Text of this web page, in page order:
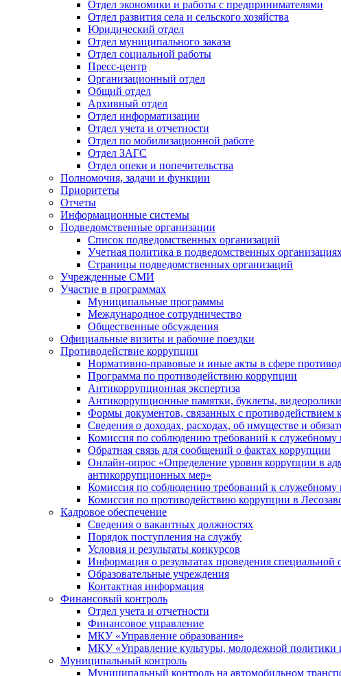
Отдел экономики и работы с предпринимателями
Отдел развития села и сельского хозяйства
Юридический отдел
Отдел муниципального заказа
Отдел социальной работы
Пресс-центр
Организационный отдел
Общий отдел
Архивный отдел
Отдел информатизации
Отдел учета и отчетности
Отдел по мобилизационной работе
Отдел ЗАГС
Отдел опеки и попечительства
Полномочия, задачи и функции
Приоритеты
Отчеты
Информационные системы
Подведомственные организации
Список подведомственных организаций
Учетная политика в подведомственных
Страницы подведомственных организаций
Учрежденные СМИ
Участие в программах
Муниципальные программы
Международное сотрудничество
Общественные обсуждения
Официальные визиты и рабочие поездки
Противодействие коррупции
Нормативно-правовые и иные акты в сфере
Программа по противодействию коррупции
Антикоррупционная экспертиза
Антикоррупционные памятки, буклеты, видеоролики
Формы документов, связанных с противодействием
Сведения о доходах, расходах, об имуществе и
Комиссия по соблюдению требований к
Обратная связь для сообщений о фактах коррупции
Онлайн-опрос «Определение уровня коррупции в
антикоррупционных мер»
Комиссия по соблюдению требований к
Комиссия по противодействию коррупции в
Кадровое обеспечение
Сведения о вакантных должностях
Порядок поступления на службу
Условия и результаты конкурсов
Информация о результатах проведения специальной
Образовательные учреждения
Контактная информация
Финансовый контроль
Отдел учета и отчетности
Финансовое управление
МКУ «Управление образования»
МКУ «Управление культуры, молодежной политики
Муниципальный контроль
Муниципальный контроль на автомобильном